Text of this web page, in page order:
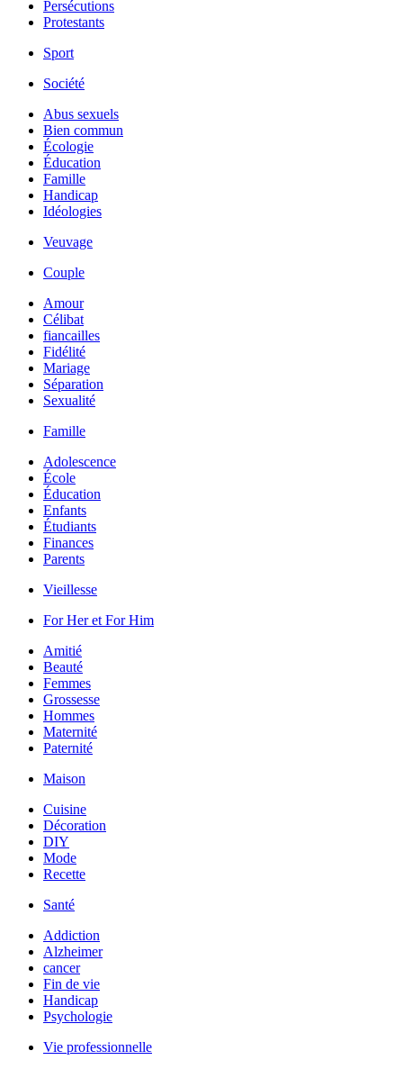
Persécutions
Protestants
Sport
Société
Abus sexuels
Bien commun
Écologie
Éducation
Famille
Handicap
Idéologies
Veuvage
Couple
Amour
Célibat
fiancailles
Fidélité
Mariage
Séparation
Sexualité
Famille
Adolescence
École
Éducation
Enfants
Étudiants
Finances
Parents
Vieillesse
For Her et For Him
Amitié
Beauté
Femmes
Grossesse
Hommes
Maternité
Paternité
Maison
Cuisine
Décoration
DIY
Mode
Recette
Santé
Addiction
Alzheimer
cancer
Fin de vie
Handicap
Psychologie
Vie professionnelle